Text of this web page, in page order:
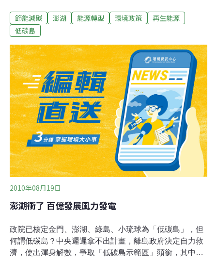
畫，未來澎湖的風力發電若超過自身需求，將來可賣給台
電透過海底電纜輸送回台灣。中央政府會全力支持澎湖縣
情、特產多，在節能減碳領域更能走在世界前端，與丹麥
低碳島前後呼應。
節能減碳 澎湖 能源轉型 環境政策
再生能源
低碳島
2010年08月19日
澎湖衝了 百億發展風力發電
政院已核定金門、澎湖、綠島、小琉球為「低碳島」，但
何謂低碳島？中央遲遲拿不出計畫，離島政府決定自力救
濟，使出渾身解數，爭取「低碳島示範區」頭銜，其中，